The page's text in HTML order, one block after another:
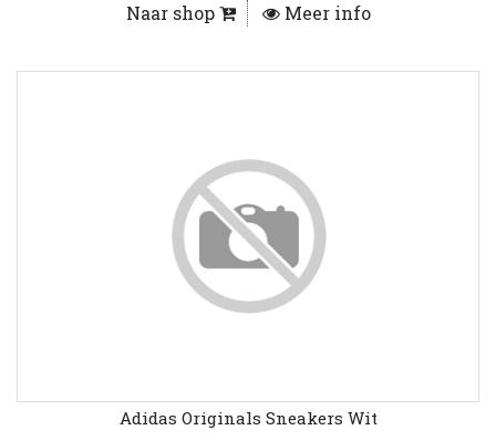
Naar shop Meer info
Adidas Originals Sneakers Wit